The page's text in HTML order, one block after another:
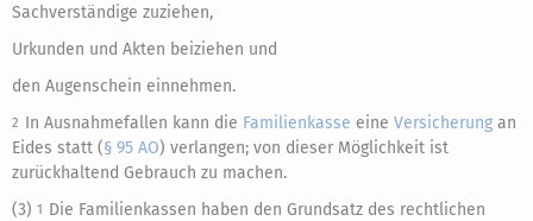
Sachverständige zuziehen,
Urkunden und Akten beiziehen und
den Augenschein einnehmen.
2 In Ausnahmefallen kann die Familienkasse eine Versicherung an
Eides statt (§ 95 AO) verlangen; von dieser Möglichkeit ist
zurückhaltend Gebrauch zu machen.
(3) 1 Die Familienkassen haben den Grundsatz des rechtlichen